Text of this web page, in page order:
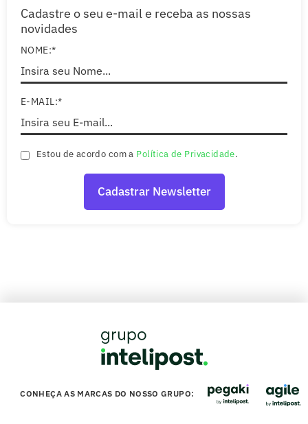
Cadastre o seu e-mail e receba as nossas
novidades
NOME:*
E-MAIL:*
Estou de acordo com a Política de Privacidade.
CONHEÇA AS MARCAS DO NOSSO GRUPO: